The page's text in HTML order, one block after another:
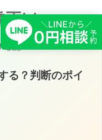
正blog
一覧
る？判断のポイ
クリニックへ相談する